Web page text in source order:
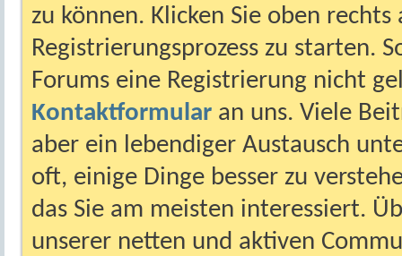
zu können. Klicken Sie oben
Registrierungsprozess zu starten.
Forums eine Registrierung nicht
Kontaktformular an uns. Viele
aber ein lebendiger Austausch
oft, einige Dinge besser zu
das Sie am meisten interessiert.
unserer netten und aktiven